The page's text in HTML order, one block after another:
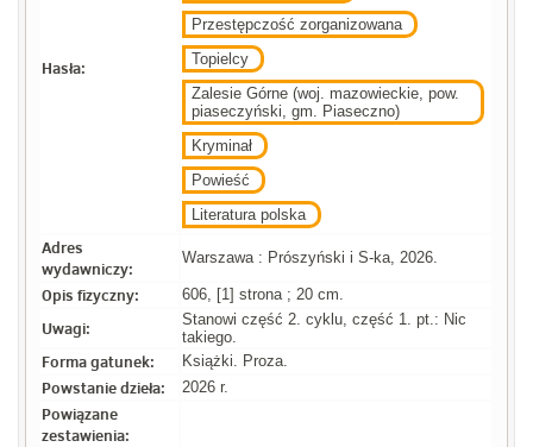
Hasła:
Przestępczość zorganizowana
Topielcy
Zalesie Górne (woj. mazowieckie, pow.
piaseczyński, gm. Piaseczno)
Kryminał
Powieść
Literatura polska
Adres
wydawniczy:
Warszawa : Prószyński i S-ka, 2026.
Opis fizyczny: 606, [1] strona ; 20 cm.
Uwagi:
Stanowi część 2. cyklu, część 1. pt.: Nic
takiego.
Forma gatunek: Książki. Proza.
Powstanie dzieła: 2026 r.
Powiązane
zestawienia: